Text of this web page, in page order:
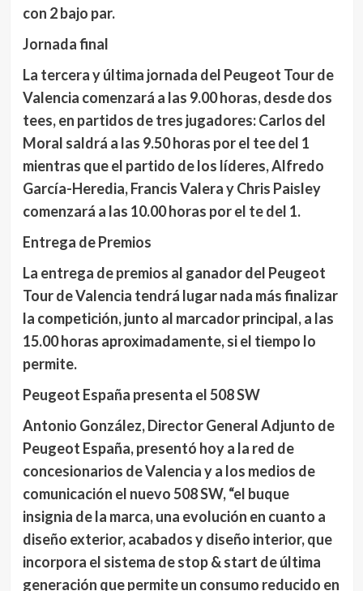
con 2 bajo par.
Jornada final
La tercera y última jornada del Peugeot Tour de
Valencia comenzará a las 9.00 horas, desde dos
tees, en partidos de tres jugadores: Carlos del
Moral saldrá a las 9.50 horas por el tee del 1
mientras que el partido de los líderes, Alfredo
García-Heredia, Francis Valera y Chris Paisley
comenzará a las 10.00 horas por el te del 1.
Entrega de Premios
La entrega de premios al ganador del Peugeot
Tour de Valencia tendrá lugar nada más finalizar
la competición, junto al marcador principal, a las
15.00 horas aproximadamente, si el tiempo lo
permite.
Peugeot España presenta el 508 SW
Antonio González, Director General Adjunto de
Peugeot España, presentó hoy a la red de
concesionarios de Valencia y a los medios de
comunicación el nuevo 508 SW, “el buque
insignia de la marca, una evolución en cuanto a
diseño exterior, acabados y diseño interior, que
incorpora el sistema de stop & start de última
generación que permite un consumo reducido en